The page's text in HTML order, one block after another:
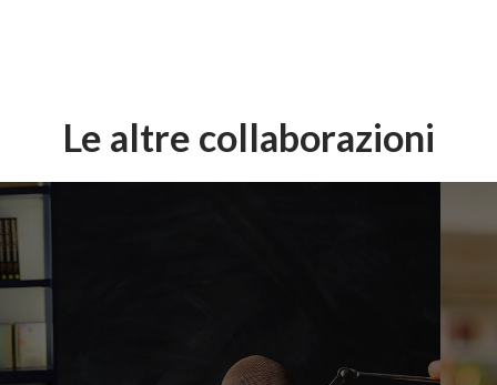
Le altre collaborazioni